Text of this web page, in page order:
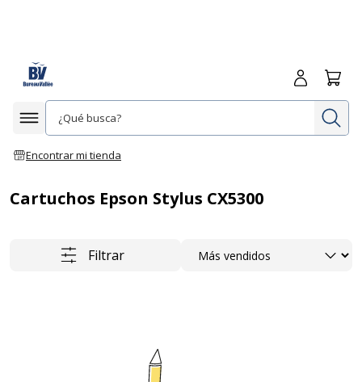
Afficher la navigation
Encontrar mi tienda
Iniciar
Cartuchos Epson Stylus CX5300
Filtrar Ordenar